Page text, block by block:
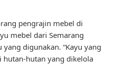
pengrajin mebel di
mebel dari Semarang
digunakan. “Kayu yang
hutan-hutan yang dikelola